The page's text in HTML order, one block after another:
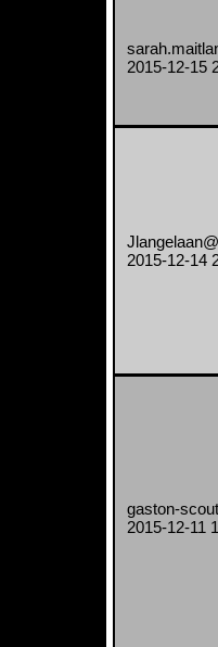
2015-12-15
2015-12-14
gaston-
2015-12-11